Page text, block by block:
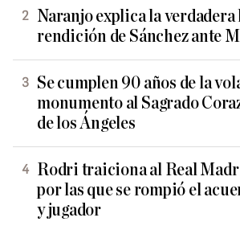
Naranjo explica la
rendición de Sánchez ante
Se cumplen 90 años de la
monumento al Sagrado
de los Ángeles
Rodri traiciona al Real
por las que se rompió el
y jugador